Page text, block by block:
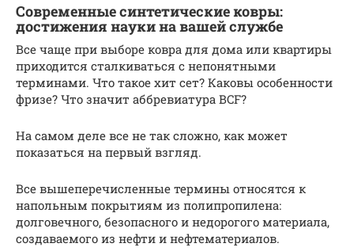
Современные синтетические ковры:
достижения науки на вашей службе
Все чаще при выборе ковра для дома или квартиры
приходится сталкиваться с непонятными
терминами. Что такое хит сет? Каковы особенности
фризе? Что значит аббревиатура BCF?
На самом деле все не так сложно, как может
показаться на первый взгляд.
Все вышеперечисленные термины относятся к
напольным покрытиям из полипропилена:
долговечного, безопасного и недорогого материала,
создаваемого из нефти и нефтематериалов.